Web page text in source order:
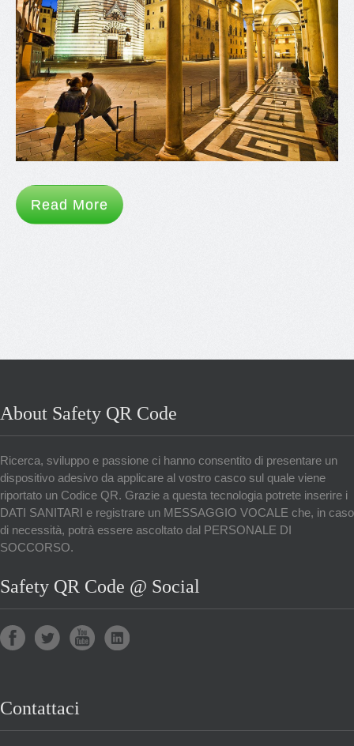
Read More
About Safety QR Code
Ricerca, sviluppo e passione ci hanno consentito di presentare un
dispositivo adesivo da applicare al vostro casco sul quale viene
riportato un Codice QR. Grazie a questa tecnologia potrete inserire i
DATI SANITARI e registrare un MESSAGGIO VOCALE che, in caso
di necessità, potrà essere ascoltato dal PERSONALE DI
SOCCORSO.
Safety QR Code @ Social
Contattaci